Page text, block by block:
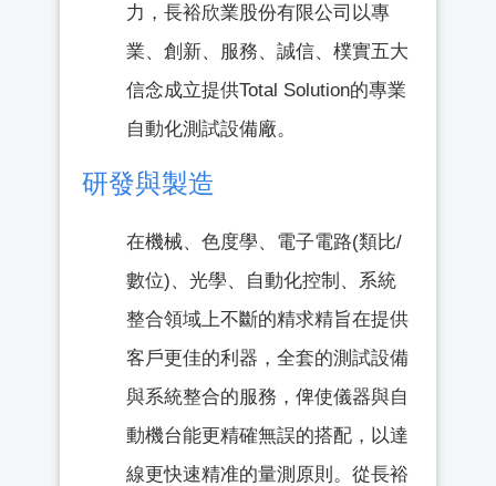
力，長裕欣業股份有限公司以專
業、創新、服務、誠信、樸實五大
信念成立提供Total Solution的專業
自動化測試設備廠。
研發與製造
在機械、色度學、電子電路(類比/
數位)、光學、自動化控制、系統
整合領域上不斷的精求精旨在提供
客戶更佳的利器，全套的測試設備
與系統整合的服務，俾使儀器與自
動機台能更精確無誤的搭配，以達
線更快速精准的量測原則。從長裕